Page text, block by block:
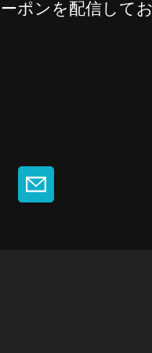
ポンを配信して